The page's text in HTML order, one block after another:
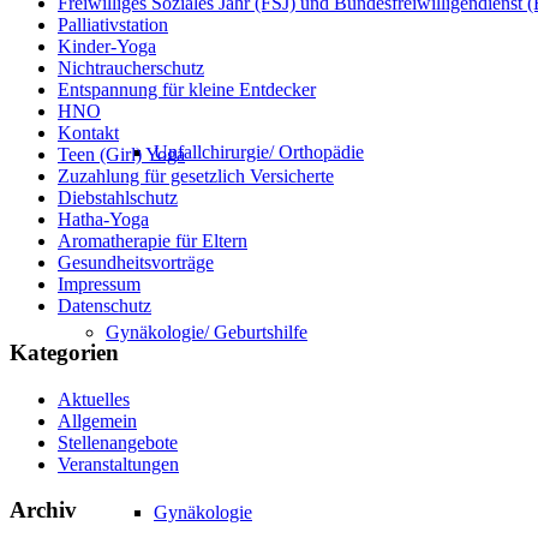
Unfallchirurgie/ Orthopädie
Gynäkologie/ Geburtshilfe
Gynäkologie
Palliativstation
Kinder-Yoga
Nichtraucherschutz
Entspannung für kleine Entdecker
HNO
Kontakt
Teen (Girl) Yoga
Zuzahlung für gesetzlich Versicherte
Diebstahlschutz
Hatha-Yoga
Aromatherapie für Eltern
Gesundheitsvorträge
Impressum
Datenschutz
Kategorien
Aktuelles
Allgemein
Stellenangebote
Veranstaltungen
Archiv